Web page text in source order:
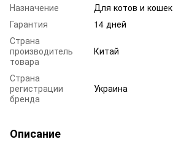
Назначение
Для котов и кошек
Гарантия
14 дней
Страна
производитель
товара
Китай
Страна
регистрации
бренда
Украина
Описание